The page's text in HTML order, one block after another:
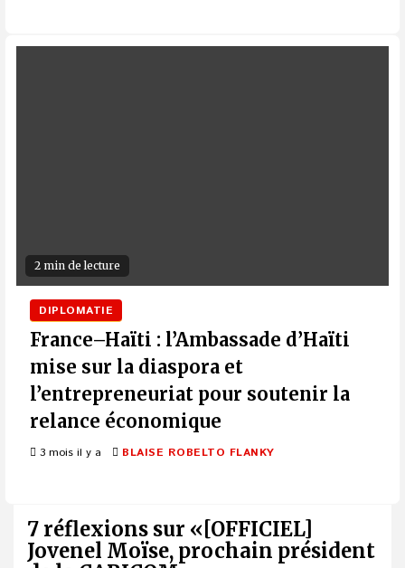
2 min de lecture
DIPLOMATIE
France–Haïti : l’Ambassade d’Haïti
mise sur la diaspora et
l’entrepreneuriat pour soutenir la
relance économique
3 mois il y a BLAISE ROBELTO FLANKY
7 réflexions sur «[OFFICIEL]
Jovenel Moïse, prochain président